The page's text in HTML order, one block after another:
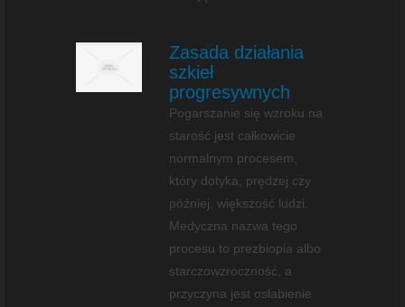
Zasada działania
szkieł
progresywnych
Pogarszanie się wzroku na
starość jest całkowicie
normalnym procesem,
który dotyka, prędzej czy
później, większość ludzi.
Medyczna nazwa tego
procesu to prezbiopia albo
starczowzroczność, a
przyczyna jest osłabienie